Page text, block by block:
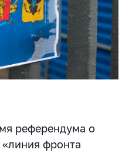
референдума о
фронта